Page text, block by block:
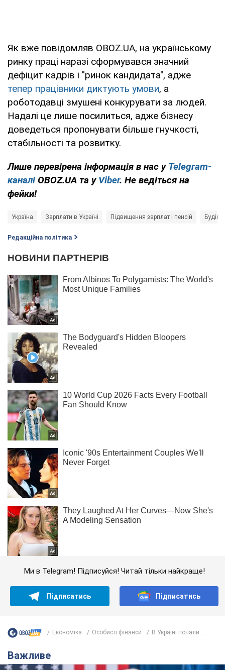
Як вже повідомляв OBOZ.UA, на українському
ринку праці наразі сформувався значний
дефіцит кадрів і "ринок кандидата", адже
тепер працівники диктують умови, а
роботодавці змушені конкурувати за людей.
Надалі це лише посилиться, адже бізнесу
доведеться пропонувати більше гнучкості,
стабільності та розвитку.
Лише перевірена інформація в нас у Telegram-
каналі OBOZ.UA та у Viber. Не ведіться на
фейки!
Україна Зарплати в Україні Підвищення зарплат і пенсій
Редакційна політика
Ми в Telegram! Підписуйся! Читай тільки найкраще!
Підписатись Підписатись
Економіка Особисті фінанси В Україні почали...
Важливе